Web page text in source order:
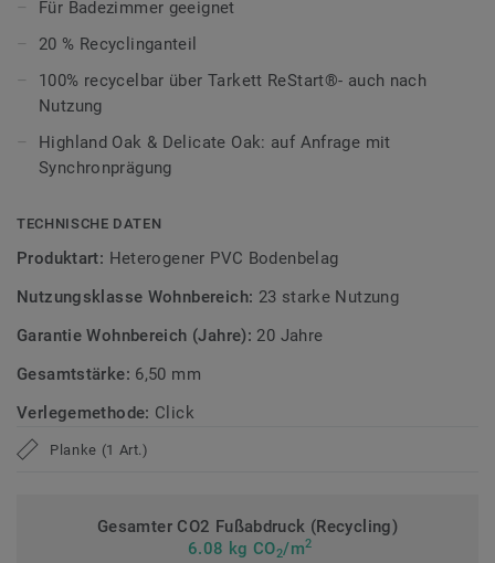
ultramatte Optik und schützt zuverlässig vor Kratzern,
Zirkulär gedacht
recycelbar. Zudem ist der Bodenbelag phthalatfrei und
weist sehr niedrige VOC-Emissionen auf, geprüft nach
iD Classics Click Ultimate ist auch mit 0,70 mm
Objekt (Link zur Kollektion).
>> Erfahren Sie mehr über Tarkett Klick Vinyl.
Für Badezimmer geeignet
20 % Recyclinganteil
100% recycelbar über Tarkett ReStart®- auch nach
Nutzung
Highland Oak & Delicate Oak: auf Anfrage mit
Synchronprägung
TECHNISCHE DATEN
Produktart: Heterogener PVC Bodenbelag
Nutzungsklasse Wohnbereich: 23 starke Nutzung
Garantie Wohnbereich (Jahre): 20 Jahre
Gesamtstärke: 6,50 mm
Verlegemethode: Click
Planke (1 Art.)
Gesamter CO2 Fußabdruck (Recycling)
6.08 kg CO2/m2